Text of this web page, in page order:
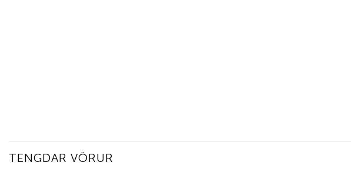
TENGDAR VÖRUR